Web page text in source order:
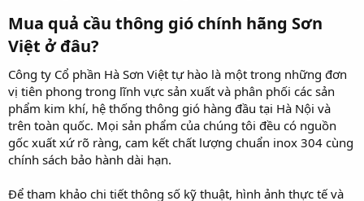
Mua quả cầu thông gió chính hãng Sơn
Việt ở đâu?​
Công ty Cổ phần Hà Sơn Việt tự hào là một trong những đơn
vị tiên phong trong lĩnh vực sản xuất và phân phối các sản
phẩm kim khí, hệ thống thông gió hàng đầu tại Hà Nội và
trên toàn quốc. Mọi sản phẩm của chúng tôi đều có nguồn
gốc xuất xứ rõ ràng, cam kết chất lượng chuẩn inox 304 cùng
chính sách bảo hành dài hạn.
Để tham khảo chi tiết thông số kỹ thuật, hình ảnh thực tế và